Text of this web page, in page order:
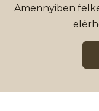
Amennyiben